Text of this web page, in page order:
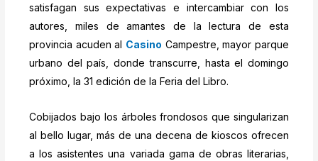
satisfagan sus expectativas e intercambiar con los
autores, miles de amantes de la lectura de esta
provincia acuden al Casino Campestre, mayor parque
urbano del país, donde transcurre, hasta el domingo
próximo, la 31 edición de la Feria del Libro.
Cobijados bajo los árboles frondosos que singularizan
al bello lugar, más de una decena de kioscos ofrecen
a los asistentes una variada gama de obras literarias,